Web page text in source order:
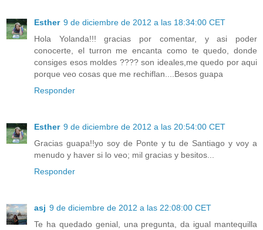
Esther 9 de diciembre de 2012 a las 18:34:00 CET
Hola Yolanda!!! gracias por comentar, y asi poder
conocerte, el turron me encanta como te quedo, donde
consiges esos moldes ???? son ideales,me quedo por aqui
porque veo cosas que me rechiflan....Besos guapa
Responder
Esther 9 de diciembre de 2012 a las 20:54:00 CET
Gracias guapa!!yo soy de Ponte y tu de Santiago y voy a
menudo y haver si lo veo; mil gracias y besitos...
Responder
asj 9 de diciembre de 2012 a las 22:08:00 CET
Te ha quedado genial, una pregunta, da igual mantequilla